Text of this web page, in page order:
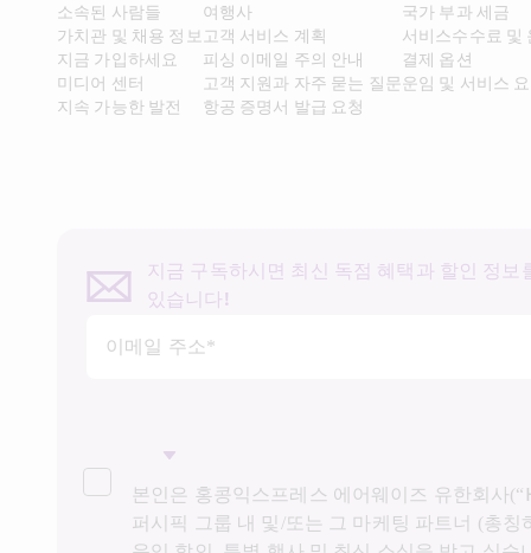
소속된 사람들
가치관 및 채용 정보​
지금 가입하세요
미디어 센터
지속 가능한 발전
여행사
고객 서비스 계획
피싱 이메일 주의 안내
고객 지원과 자주 묻는 질문
항공 증명서 발급 요청
국가 부과 세금
서비스수수료 및
결제 옵션
운임 및 서비스
지금 구독하시면 최신 독점 혜택과 할인 정보
있습니다!
이메일 주소*
본인은 홍콩익스프레스 에어웨이즈 유한회사
퍼시픽 그룹 내 및/또는 그 마케팅 파트너 (총칭